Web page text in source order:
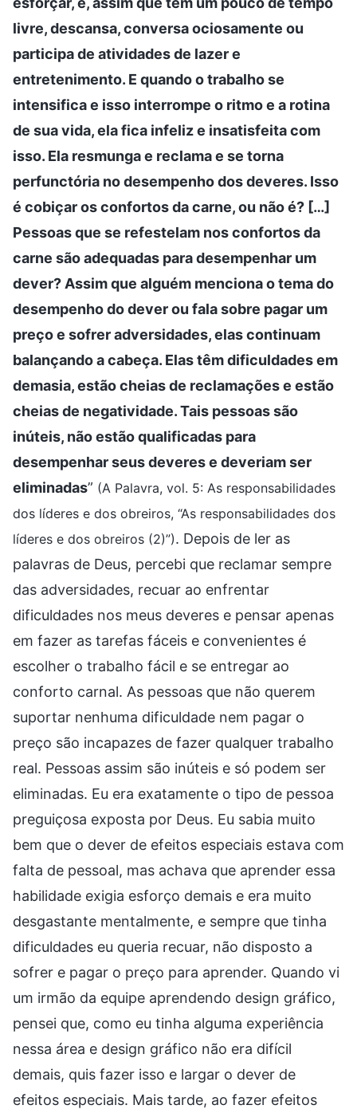
livre, descansa, conversa ociosamente ou
participa de atividades de lazer e
entretenimento. E quando o trabalho se
intensifica e isso interrompe o ritmo e a rotina
de sua vida, ela fica infeliz e insatisfeita com
isso. Ela resmunga e reclama e se torna
perfunctória no desempenho dos deveres. Isso
é cobiçar os confortos da carne, ou não é? […]
Pessoas que se refestelam nos confortos da
carne são adequadas para desempenhar um
dever? Assim que alguém menciona o tema do
desempenho do dever ou fala sobre pagar um
preço e sofrer adversidades, elas continuam
balançando a cabeça. Elas têm dificuldades em
demasia, estão cheias de reclamações e estão
cheias de negatividade. Tais pessoas são
inúteis, não estão qualificadas para
desempenhar seus deveres e deveriam ser
eliminadas” (A Palavra, vol. 5: As responsabilidades
dos líderes e dos obreiros, “As responsabilidades dos
líderes e dos obreiros (2)”). Depois de ler as
palavras de Deus, percebi que reclamar sempre
das adversidades, recuar ao enfrentar
dificuldades nos meus deveres e pensar apenas
em fazer as tarefas fáceis e convenientes é
escolher o trabalho fácil e se entregar ao
conforto carnal. As pessoas que não querem
suportar nenhuma dificuldade nem pagar o
preço são incapazes de fazer qualquer trabalho
real. Pessoas assim são inúteis e só podem ser
eliminadas. Eu era exatamente o tipo de pessoa
preguiçosa exposta por Deus. Eu sabia muito
bem que o dever de efeitos especiais estava com
falta de pessoal, mas achava que aprender essa
habilidade exigia esforço demais e era muito
desgastante mentalmente, e sempre que tinha
dificuldades eu queria recuar, não disposto a
sofrer e pagar o preço para aprender. Quando vi
um irmão da equipe aprendendo design gráfico,
pensei que, como eu tinha alguma experiência
nessa área e design gráfico não era difícil
demais, quis fazer isso e largar o dever de
efeitos especiais. Mais tarde, ao fazer efeitos